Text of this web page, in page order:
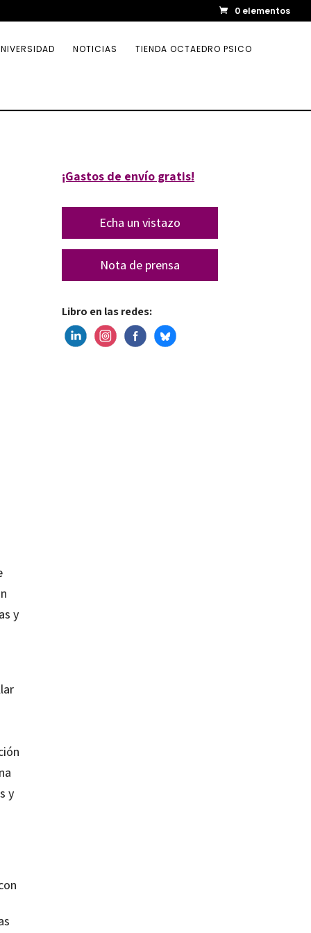
0 elementos
NOTICIAS TIENDA OCTAEDRO PSICO
y
y
¡Gastos de envío gratis!
Echa un vistazo
Nota de prensa
Libro en las redes: